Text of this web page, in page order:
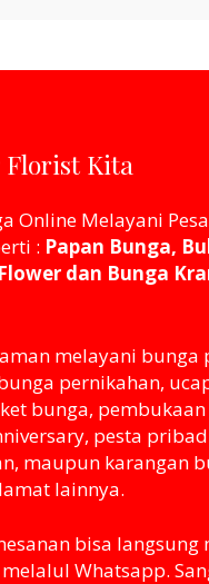
Florist Kita
Online Melayani
: Papan Bunga,
dan Bunga
melayani bunga
pernikahan,
bunga,
pesta
maupun karangan
lainnya.
bisa langsung
Whatsapp.